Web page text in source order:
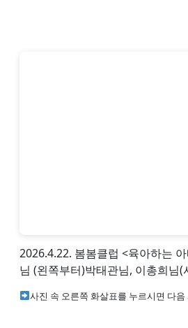
2026.4.22. 봄봄클럽 <육아하는
님 (왼쪽부터)박태관님, 이총희님(
사진 속 오른쪽 화살표를 누르시면 다